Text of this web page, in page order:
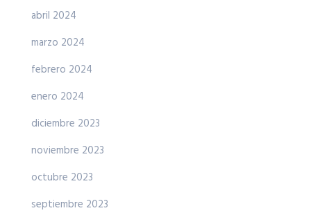
abril 2024
marzo 2024
febrero 2024
enero 2024
diciembre 2023
noviembre 2023
octubre 2023
septiembre 2023